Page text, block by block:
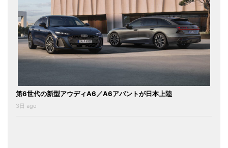
第6世代の新型アウディA6／A6アバントが日本上陸
3日 ago